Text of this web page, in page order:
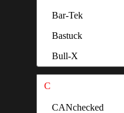
Zubehör
Zusatzkühler
Ölkühler
Bar-Tek
Bastuck
Bull-X
C
CANchecked